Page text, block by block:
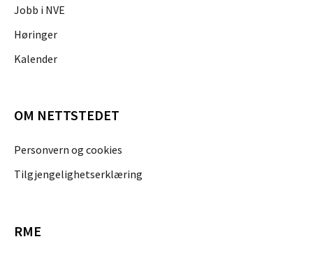
Jobb i NVE
Høringer
Kalender
OM NETTSTEDET
Personvern og cookies
Tilgjengelighetserklæring
RME